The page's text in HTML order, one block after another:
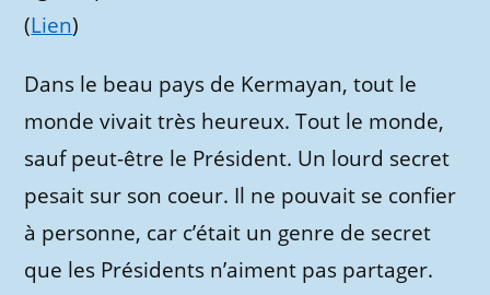
(Lien)
Dans le beau pays de Kermayan, tout le
monde vivait très heureux. Tout le monde,
sauf peut-être le Président. Un lourd secret
pesait sur son coeur. Il ne pouvait se confier
à personne, car c’était un genre de secret
que les Présidents n’aiment pas partager.